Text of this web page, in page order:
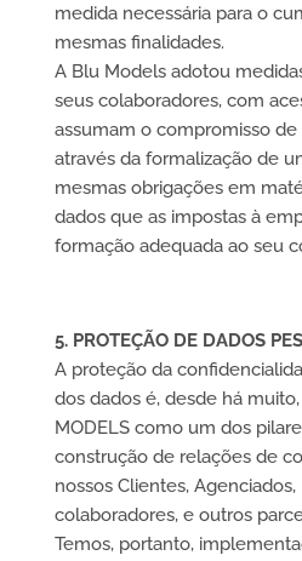
medida necessária para o
mesmas finalidades.
A Blu Models adotou
seus colaboradores, com
assumam o compromisso
através da formalização de
mesmas obrigações em
dados que as impostas à
formação adequada ao seu
5. PROTEÇÃO DE DADOS
A proteção da
dos dados é, desde há
MODELS como um dos
construção de relações de
nossos Clientes,
colaboradores, e outros
Temos, portanto,